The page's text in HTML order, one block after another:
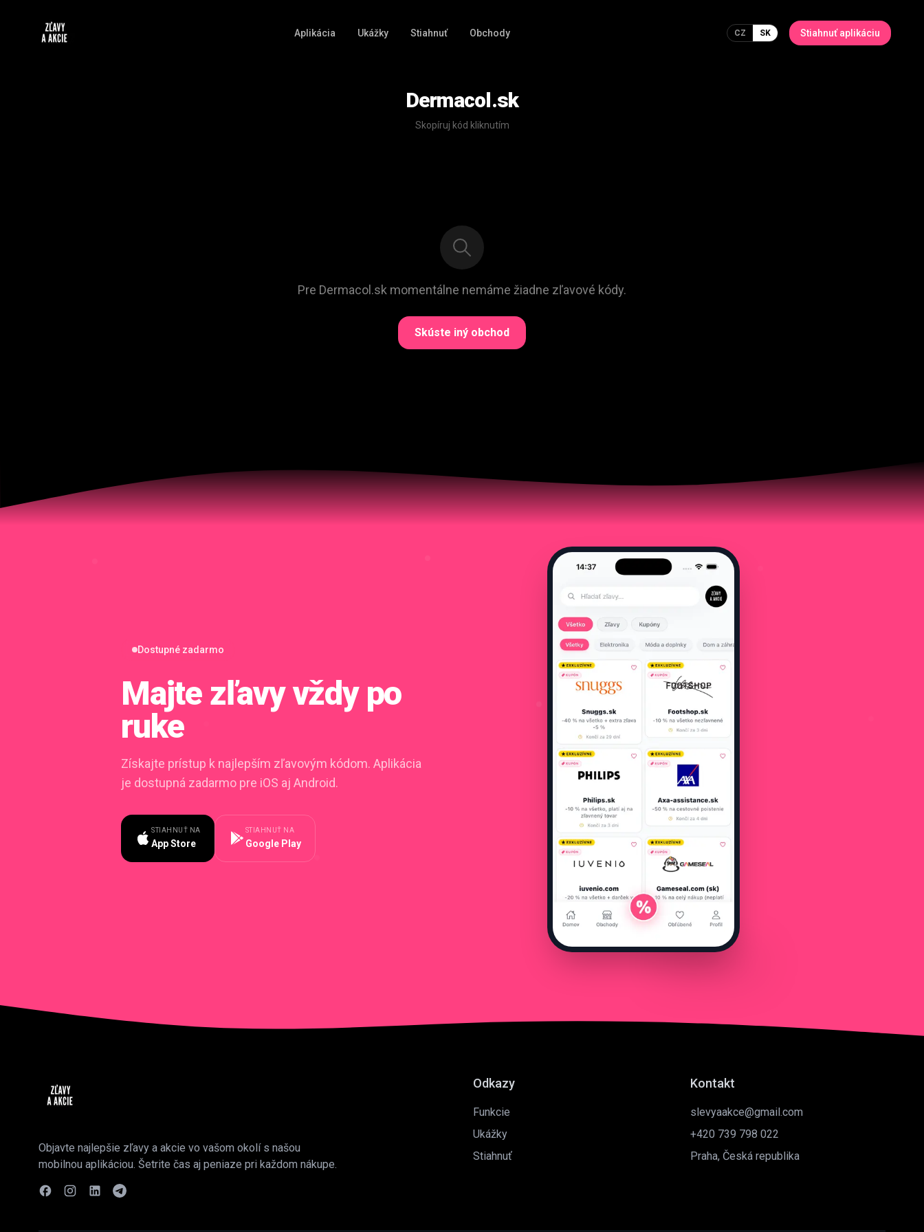
Aplikácia Ukážky Stiahnuť Obchody CZ SK Stiahnuť aplikáciu
Dermacol.sk
Skopíruj kód kliknutím
Pre Dermacol.sk momentálne nemáme žiadne zľavové kódy.
Skúste iný obchod
Dostupné zadarmo
Majte zľavyvždy po
ruke
Získajte prístup k najlepším zľavovým kódom. Aplikácia
je dostupná zadarmo pre iOS aj Android.
STIAHNUŤ NA
App Store
STIAHNUŤ NA
Google Play
Objavte najlepšie zľavy a akcie vo vašom okolí s našou
mobilnou aplikáciou. Šetrite čas aj peniaze pri každom nákupe.
Odkazy
Funkcie
Ukážky
Stiahnuť
Kontakt
slevyaakce@gmail.com
+420 739 798 022
Praha, Česká republika